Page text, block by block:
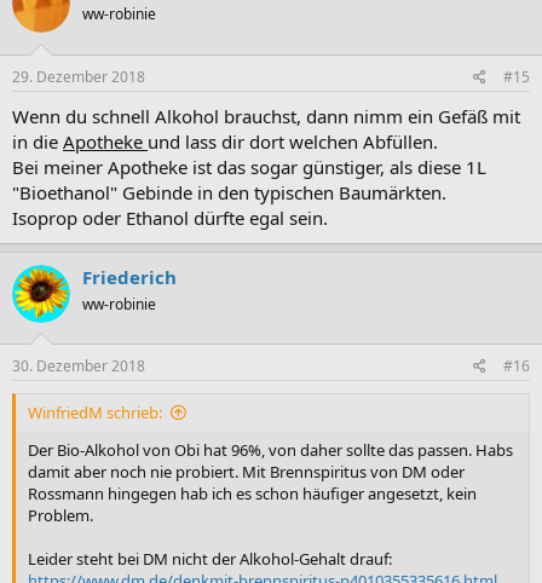
ww-robinie
29. Dezember 2018 #15
Wenn du schnell Alkohol brauchst, dann nimm ein Gefäß mit
in die Apotheke und lass dir dort welchen Abfüllen.
Bei meiner Apotheke ist das sogar günstiger, als diese 1L
"Bioethanol" Gebinde in den typischen Baumärkten.
Isoprop oder Ethanol dürfte egal sein.
Friederich
ww-robinie
30. Dezember 2018 #16
WinfriedM schrieb:
Der Bio-Alkohol von Obi hat 96%, von daher sollte das passen. Habs
damit aber noch nie probiert. Mit Brennspiritus von DM oder
Rossmann hingegen hab ich es schon häufiger angesetzt, kein
Problem.
Leider steht bei DM nicht der Alkohol-Gehalt drauf: